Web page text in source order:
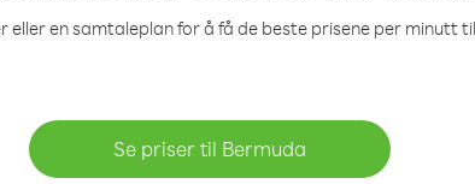
eller en samtaleplan for å få de beste prisene per minutt
Se priser til Bermuda